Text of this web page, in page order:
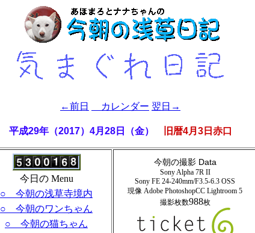
←前日 カレンダー 翌日→
平成29年（2017）4月28日（金） 旧暦4月3日赤口
今日の Menu
○ 今朝の浅草寺境内
○ 今朝のワンちゃん
○ 今朝の猫ちゃん
今朝の撮影 Data
Sony Alpha 7R II
Sony FE 24-240mm/F3.5-6.3 OSS
現像 Adobe PhotoshopCC Lightroom 5
撮影枚数988枚